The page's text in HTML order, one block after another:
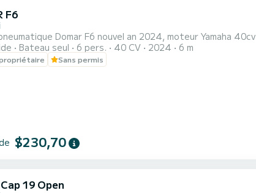
F6
Domar F6 nouvel an 2024, moteur Yamaha 40cv
Bateau seul 6 pers. 40 CV 2024 6 m
Sans permis
$230,70
19 Open